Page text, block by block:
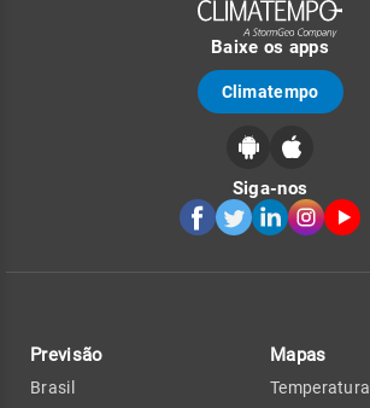
Baixe os apps
Climatempo
Siga-nos
Previsão
Brasil
Mapas
Temperatura